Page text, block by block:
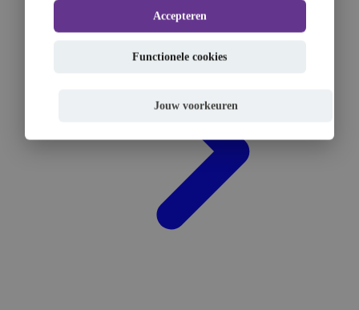
Accepteren
Functionele cookies
Jouw voorkeuren